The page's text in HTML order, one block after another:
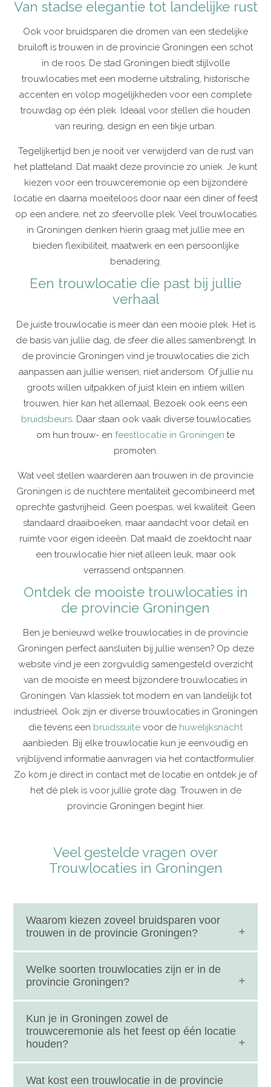
Van stadse elegantie tot landelijke rust
Ook voor bruidsparen die dromen van een stedelijke
bruiloft is trouwen in de provincie Groningen een schot
in de roos. De stad Groningen biedt stijlvolle
trouwlocaties met een moderne uitstraling, historische
accenten en volop mogelijkheden voor een complete
trouwdag op één plek. Ideaal voor stellen die houden
van reuring, design en een tikje urban.
Tegelijkertijd ben je nooit ver verwijderd van de rust van
het platteland. Dat maakt deze provincie zo uniek. Je kunt
kiezen voor een trouwceremonie op een bijzondere
locatie en daarna moeiteloos door naar een diner of feest
op een andere, net zo sfeervolle plek. Veel trouwlocaties
in Groningen denken hierin graag met jullie mee en
bieden flexibiliteit, maatwerk en een persoonlijke
benadering.
Een trouwlocatie die past bij jullie
verhaal
De juiste trouwlocatie is meer dan een mooie plek. Het is
de basis van jullie dag, de sfeer die alles samenbrengt. In
de provincie Groningen vind je trouwlocaties die zich
aanpassen aan jullie wensen, niet andersom. Of jullie nu
groots willen uitpakken of juist klein en intiem willen
trouwen, hier kan het allemaal. Bezoek ook eens een
bruidsbeurs. Daar staan ook vaak diverse touwlocaties
om hun trouw- en feestlocatie in Groningen te
promoten.
Wat veel stellen waarderen aan trouwen in de provincie
Groningen is de nuchtere mentaliteit gecombineerd met
oprechte gastvrijheid. Geen poespas, wel kwaliteit. Geen
standaard draaiboeken, maar aandacht voor detail en
ruimte voor eigen ideeën. Dat maakt de zoektocht naar
een trouwlocatie hier niet alleen leuk, maar ook
verrassend ontspannen.
Ontdek de mooiste trouwlocaties in
de provincie Groningen
Ben je benieuwd welke trouwlocaties in de provincie
Groningen perfect aansluiten bij jullie wensen? Op deze
website vind je een zorgvuldig samengesteld overzicht
van de mooiste en meest bijzondere trouwlocaties in
Groningen. Van klassiek tot modern en van landelijk tot
industrieel. Ook zijn er diverse trouwlocaties in Groningen
die tevens een bruidssuitevoor dehuwelijksnacht
aanbieden. Bij elke trouwlocatie kun je eenvoudig en
vrijblijvend informatie aanvragen via het contactformulier.
Zo kom je direct in contact met de locatie en ontdek je of
het dé plek is voor jullie grote dag. Trouwen in de
provincie Groningen begint hier.
Veel gestelde vragen over
Trouwlocaties in Groningen
Waarom kiezen zoveel bruidsparen voor
trouwen in de provincie Groningen?
Trouwen in de provincie Groningen betekent
kiezen voor ruimte, rust en karakter. De provincie
boerderijen tot moderne stadslocaties en
natuurgebieden. Daarnaast heerst er een nuchtere,
een persoonlijke en ongedwongen trouwdag
Welke soorten trouwlocaties zijn er in de
provincie Groningen?
De provincie Groningen biedt een breed scala aan
trouwlocaties. Je vindt er landelijke trouwlocaties
midden in het groen, industriële locaties met een
Kun je in Groningen zowel de
trouwceremonie als het feest op één locatie
houden?
Ja, veel trouwlocaties in de provincie Groningen
Wat kost een trouwlocatie in de provincie